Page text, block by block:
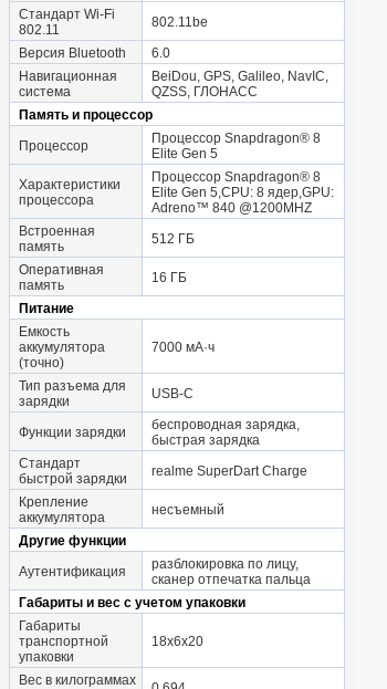
Стандарт Wi-Fi
802.11
802.11be
Версия Bluetooth
6.0
Навигационная
система
BeiDou, GPS, Galileo, NavIC,
QZSS, ГЛОНАСС
Память и процессор
Процессор
Процессор Snapdragon® 8
Elite Gen 5
Характеристики
процессора
Процессор Snapdragon® 8
Elite Gen 5,CPU: 8 ядер,GPU:
Adreno™ 840 @1200MHZ
Встроенная
память
512 ГБ
Оперативная
память
16 ГБ
Питание
Емкость
аккумулятора
(точно)
7000 мА·ч
Тип разъема для
зарядки
USB-C
Функции зарядки
беспроводная зарядка,
быстрая зарядка
Стандарт
быстрой зарядки
realme SuperDart Charge
Крепление
аккумулятора
несъемный
Другие функции
Аутентификация
разблокировка по лицу,
сканер отпечатка пальца
Габариты и вес с учетом упаковки
Габариты
транспортной
упаковки
18x6x20
Вес в килограммах